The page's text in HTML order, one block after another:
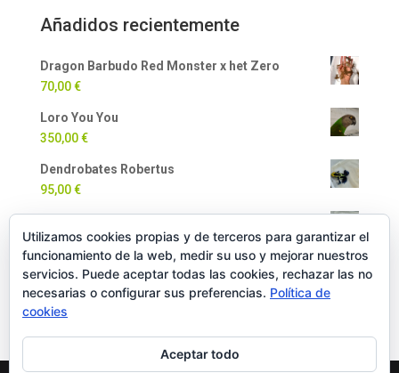
Añadidos recientemente
Dragon Barbudo Red Monster x het Zero
70,00€
Loro You You
350,00€
Dendrobates Robertus
95,00€
90,00€
Milpiés Gigante
35,00€
Utilizamos cookies propias y de terceros para garantizar el
funcionamiento de la web, medir su uso y mejorar nuestros
servicios. Puede aceptar todas las cookies, rechazar las no
necesarias o configurar sus preferencias. Política de
cookies
Aceptar todo